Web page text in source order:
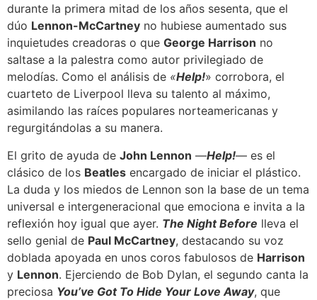
durante la primera mitad de los años sesenta, que el
dúo Lennon-McCartney no hubiese aumentado sus
inquietudes creadoras o que George Harrison no
saltase a la palestra como autor privilegiado de
melodías. Como el análisis de «Help!» corrobora, el
cuarteto de Liverpool lleva su talento al máximo,
asimilando las raíces populares norteamericanas y
regurgitándolas a su manera.
El grito de ayuda de John Lennon —Help!— es el
clásico de los Beatles encargado de iniciar el plástico.
La duda y los miedos de Lennon son la base de un tema
universal e intergeneracional que emociona e invita a la
reflexión hoy igual que ayer. The Night Before lleva el
sello genial de Paul McCartney, destacando su voz
doblada apoyada en unos coros fabulosos de Harrison
y Lennon. Ejerciendo de Bob Dylan, el segundo canta la
preciosa You’ve Got To Hide Your Love Away, que